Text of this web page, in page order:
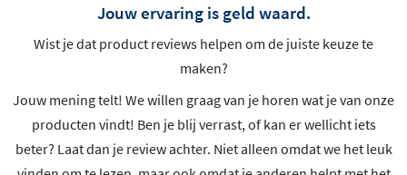
Jouw ervaring is geld waard.
Wist je dat product reviews helpen om de juiste keuze te
maken?
Jouw mening telt! We willen graag van je horen wat je van onze
producten vindt! Ben je blij verrast, of kan er wellicht iets
beter? Laat dan je review achter. Niet alleen omdat we het leuk